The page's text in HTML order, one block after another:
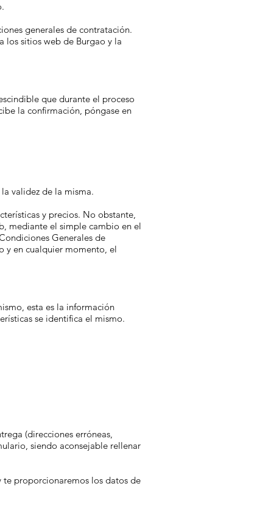
generales de contratación.
los sitios web de Burgao y la
que durante el proceso
la confirmación, póngase en
validez de la misma.
y precios. No obstante,
mediante el simple cambio en el
Generales de
y en cualquier momento, el
esta es la información
se identifica el mismo.
(direcciones erróneas,
siendo aconsejable rellenar
te proporcionaremos los datos de